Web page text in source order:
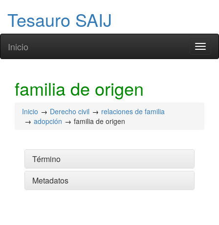
Tesauro SAIJ
Inicio
familia de origen
Inicio Derecho civil
relaciones de familia
adopción
familia de origen
Término
Metadatos